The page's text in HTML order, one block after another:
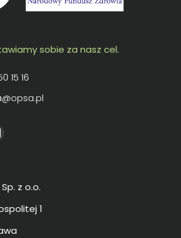
sobie za nasz cel.
15 16
z o.o.
1